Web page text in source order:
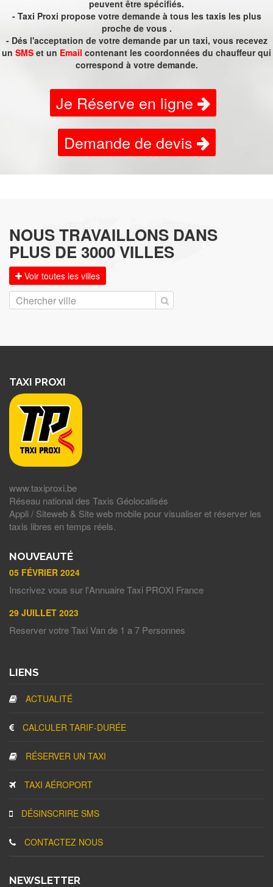
peuvent être spécifiés.
- Taxi Proxi propose votre demande à tous les taxis les plus
proche de vous .
- Dés l'acceptation de votre demande par un taxi, vous recevez
un SMS et un Email contenant les coordonnées du chauffeur qui
correspond à votre demande.
Je Réserve en ligne
Demande de devis
NOUS TRAVAILLONS DANS
PLUS DE 3000 VILLES
Voir toutes les villes
TAXI PROXI
www.taxiproxi.be
Réseau national des Taxis Géolocalisés
Appli / Siteweb & Site web mobile pour visualiser et réserver les
taxis libres en temps réels.
NOUVEAUTÉ
05 FÉVRIER 2024
Inscrivez vous sur l'Annuaire Taxi PROXI France
29 JUILLET 2023
Reserver votre Taxi Van de 1 a 7 Personnes
LIENS
ACTUALITÉ
CALCULER TARIF-DURÉE
RÉSERVER UN TAXI
TAXI AÉROPORT
DÉSINSCRIRE SMS
CONTACTEZ NOUS
NEWSLETTER